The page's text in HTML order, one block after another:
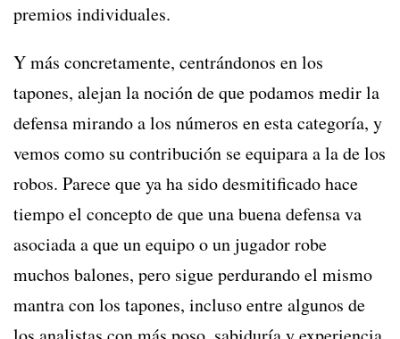
premios individuales.
Y más concretamente, centrándonos en los
tapones, alejan la noción de que podamos medir la
defensa mirando a los números en esta categoría, y
vemos como su contribución se equipara a la de los
robos. Parece que ya ha sido desmitificado hace
tiempo el concepto de que una buena defensa va
asociada a que un equipo o un jugador robe
muchos balones, pero sigue perdurando el mismo
mantra con los tapones, incluso entre algunos de